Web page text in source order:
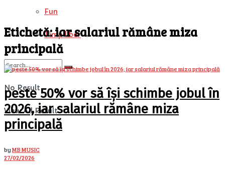
Fun
Timp liber
No Result
View All Result
Etichetă:iar salariul rămâne miza
principală
peste 50% vor să își schimbe jobul în
2026, iar salariul rămâne miza
principală
byMB MUSIC
27/02/2026